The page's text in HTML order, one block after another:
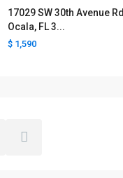
17029 SW 30th Avenue Rd
Ocala, FL 3...
$ 1,590